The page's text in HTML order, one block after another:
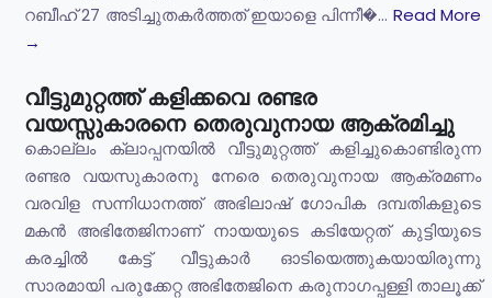
റബീഹ് 27 അടിച്ചുതകർത്തത് ഇയാളെ പിന്നീ�... Read More
→
വീട്ടുമുറ്റത്ത് കളിക്കവെ രണ്ടര
വയസ്സുകാരനെ തെരുവുനായ ആക്രമിച്ചു
കൊല്ലം ക്ലാപ്പനയിൽ വീട്ടുമുറ്റത്ത് കളിച്ചുകൊണ്ടിരുന്ന
രണ്ടര വയസുകാരനു നേരെ തെരുവുനായ ആക്രമണം
വരവിള സന്നിധാനത്ത് അഭിലാഷ് ഗോപിക ദമ്പതികളുടെ
മകൻ അഭിതേജിനാണ് നായയുടെ കടിയേറ്റത് കുട്ടിയുടെ
കരച്ചിൽ കേട്ട് വീട്ടുകാർ ഓടിയെത്തുകയായിരുന്നു
സാരമായി പരുക്കേറ്റ അഭിതേജിനെ കരുനാഗപ്പള്ളി താലൂക്ക്